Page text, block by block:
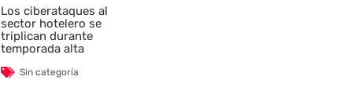
Los ciberataques al
sector hotelero se
triplican durante
temporada alta
Sin categoría